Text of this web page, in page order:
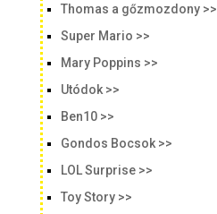
Thomas a gőzmozdony >>
Super Mario >>
Mary Poppins >>
Utódok >>
Ben10 >>
Gondos Bocsok >>
LOL Surprise >>
Toy Story >>